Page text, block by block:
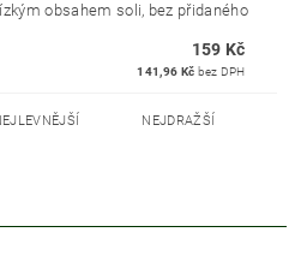
obsahem soli, bez přidaného
159 Kč
141,96 Kč bez DPH
NEJDRAŽŠÍ